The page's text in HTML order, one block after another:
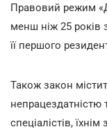
Правовий режим
менш ніж 25 років
її першого
Також закон
непрацездатністю
спеціалістів,